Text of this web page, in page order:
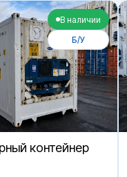
В наличии
Б/У
контейнер